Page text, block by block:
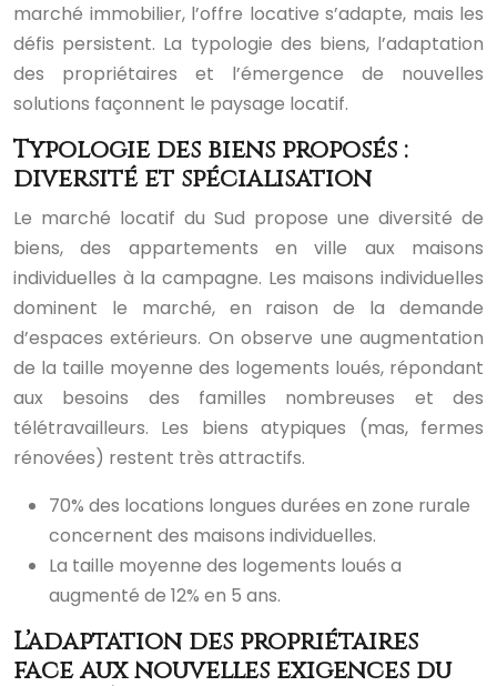
marché immobilier, l’offre locative s’adapte, mais les
défis persistent. La typologie des biens, l’adaptation
des propriétaires et l’émergence de nouvelles
solutions façonnent le paysage locatif.
Typologie des biens proposés :
diversité et spécialisation
Le marché locatif du Sud propose une diversité de
biens, des appartements en ville aux maisons
individuelles à la campagne. Les maisons individuelles
dominent le marché, en raison de la demande
d’espaces extérieurs. On observe une augmentation
de la taille moyenne des logements loués, répondant
aux besoins des familles nombreuses et des
télétravailleurs. Les biens atypiques (mas, fermes
rénovées) restent très attractifs.
70% des locations longues durées en zone rurale
concernent des maisons individuelles.
La taille moyenne des logements loués a
augmenté de 12% en 5 ans.
L’adaptation des propriétaires
face aux nouvelles exigences du